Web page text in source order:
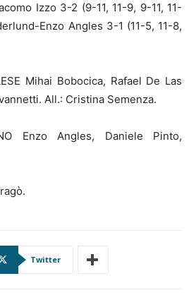
Izzo 3-2 (9-11, 11-9, 9-11, 11-
Enzo Angles 3-1 (11-5, 11-8,
Mihai Bobocica, Rafael De Las
All.: Cristina Semenza.
Enzo Angles, Daniele Pinto,
Twitter